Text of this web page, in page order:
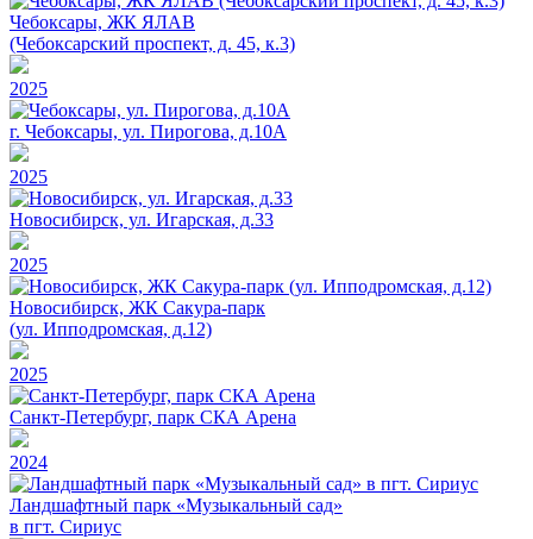
Чебоксары, ЖК ЯЛАВ
(Чебоксарский проспект, д. 45, к.3)
2025
г. Чебоксары, ул. Пирогова, д.10А
2025
Новосибирск, ул. Игарская, д.33
2025
Новосибирск, ЖК Сакура-парк
(ул. Ипподромская, д.12)
2025
Санкт-Петербург, парк СКА Арена
2024
Ландшафтный парк «Музыкальный сад»
в пгт. Сириус